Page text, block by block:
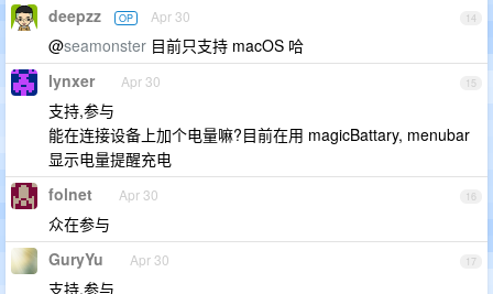
14
deepzz OP Apr 30
@seamonster 目前只支持 macOS 哈
15
lynxer Apr 30
支持,参与
能在连接设备上加个电量嘛?目前在用 magicBattary, menubar
显示电量提醒充电
16
folnet Apr 30
众在参与
17
GuryYu Apr 30
支持,参与